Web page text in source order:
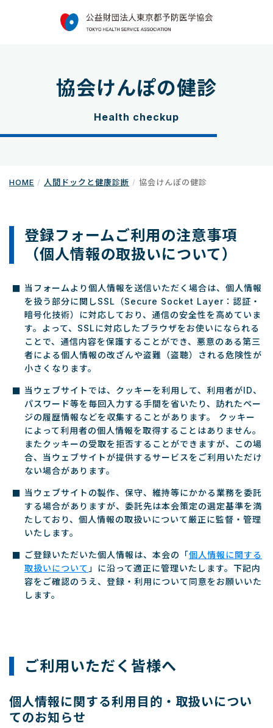
協会けんぽの健診
Health checkup
HOME 人間ドックと健康診断 協会けんぽの健診
登録フォームご利用の注意事項
（個人情報の取扱いについて）
当フォームより個人情報を送信いただく場合は、個人情報
を扱う部分に関しSSL（Secure Socket Layer：認証・
暗号化技術）に対応しており、通信の安全性を高めていま
す。よって、SSLに対応したブラウザをお使いになられる
ことで、通信内容を保護することができ、悪意のある第三
者による個人情報の改ざんや盗難（盗聴）される危険性が
小さくなります。
当ウェブサイトでは、クッキーを利用して、利用者がID、
パスワード等を毎回入力する手間を省いたり、訪れたペー
ジの履歴情報などを収集することがあります。 クッキー
によって利用者の個人情報を取得することはありません。
またクッキーの受取を拒否することができますが、この場
合、当ウェブサイトが提供するサービスをご利用いただけ
ない場合があります。
当ウェブサイトの製作、保守、維持等にかかる業務を委託
する場合がありますが、委託先は本会策定の選定基準を満
たしており、個人情報の取扱いについて厳正に監督・管理
いたします。
ご登録いただいた個人情報は、本会の「個人情報に関する
取扱いについて 」に沿って適正に管理いたします。下記内
容をご確認のうえ、登録・利用について同意をお願いいた
します。
ご利用いただく皆様へ
個人情報に関する利用目的・取扱いについ
てのお知らせ